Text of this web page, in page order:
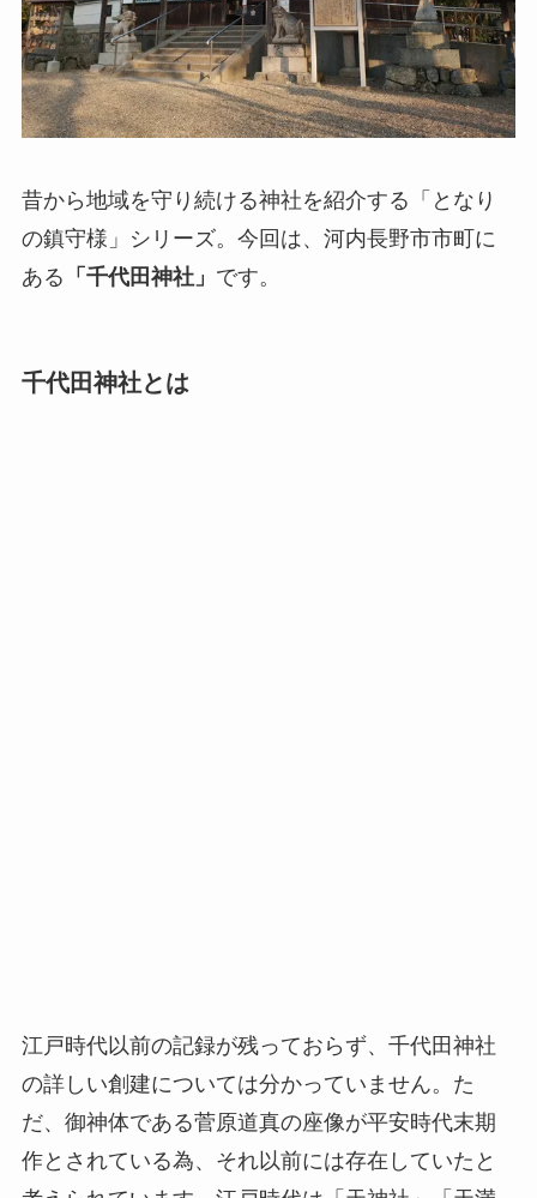
昔から地域を守り続ける神社を紹介する「となり
の鎮守様」シリーズ。今回は、河内長野市市町に
ある 「千代田神社」 です。
千代田神社とは
江戸時代以前の記録が残っておらず、千代田神社
の詳しい創建については分かっていません。た
だ、御神体である菅原道真の座像が平安時代末期
作とされている為、それ以前には存在していたと